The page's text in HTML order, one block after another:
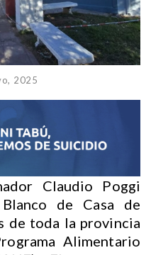
2025
Claudio Poggi
de Casa de
de toda la provincia
Alimentario